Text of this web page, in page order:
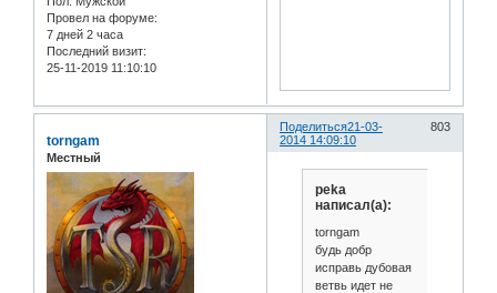
Провел на форуме:
7 дней 2 часа
Последний визит:
25-11-2019 11:10:10
Поделиться 803
21-03-
2014 14:09:10
torngam
Местный
peka
написал(а):
torngam
будь добр
исправь дубовая
ветвь идет не